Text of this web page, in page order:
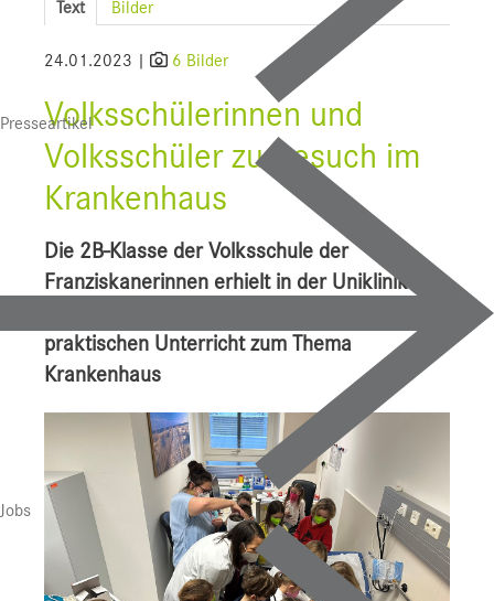
Presseartikel
Jobs
UI f. Sportmedizin
Pressebilder
Pressekontakt
Text Bilder
24.01.2023 | 6 Bilder
Volksschülerinnen und
Volksschüler zu Besuch im
Krankenhaus
Die 2B-Klasse der Volksschule der
Franziskanerinnen erhielt in der Uniklinik für
praktischen Unterricht zum Thema
Krankenhaus